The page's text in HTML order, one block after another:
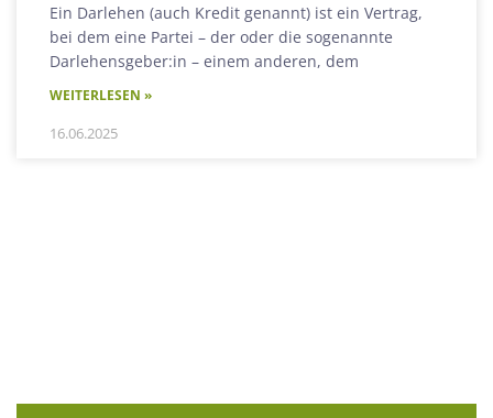
Ein Darlehen (auch Kredit genannt) ist ein Vertrag,
bei dem eine Partei – der oder die sogenannte
Darlehensgeber:in – einem anderen, dem
WEITERLESEN »
16.06.2025